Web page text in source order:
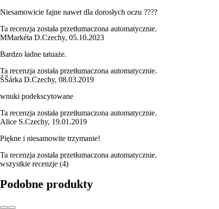
Niesamowicie fajne nawet dla dorosłych oczu ????
Ta recenzja została przetłumaczona automatycznie.
MMarkéta D.Czechy, 05.10.2023
Bardzo ładne tatuaże.
Ta recenzja została przetłumaczona automatycznie.
ŠŠárka D.Czechy, 08.03.2019
wnuki podekscytowane
Ta recenzja została przetłumaczona automatycznie.
Alice S.Czechy, 19.01.2019
Piękne i niesamowite trzymanie!
Ta recenzja została przetłumaczona automatycznie.
wszystkie recenzje (4)
Podobne produkty